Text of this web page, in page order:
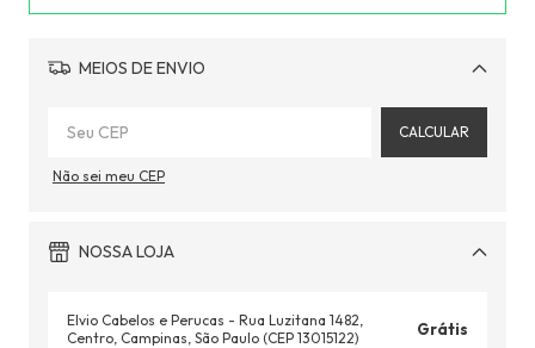
MEIOS DE ENVIO
Alterar CEP
CALCULAR
Não sei meu CEP
NOSSA LOJA
Elvio Cabelos e Perucas - Rua Luzitana 1482,
Centro, Campinas, São Paulo (CEP 13015122)
Grátis